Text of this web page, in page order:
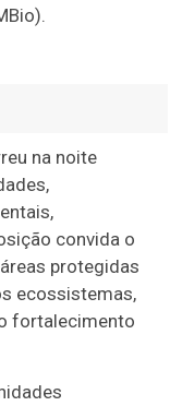
na noite
convida o
protegidas
ecossistemas,
fortalecimento